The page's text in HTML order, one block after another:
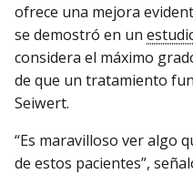
ofrece una mejora
se demostró en un
considera el máximo
de que un tratamiento
Seiwert.
“Es maravilloso ver algo
de estos pacientes”,